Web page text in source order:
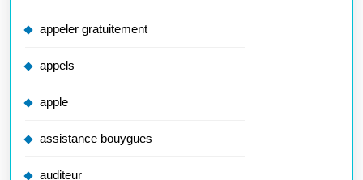
appeler gratuitement
appels
apple
assistance bouygues
auditeur